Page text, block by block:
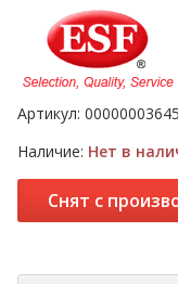
Артикул: 00000003645
Наличие: Нет в
Снят с